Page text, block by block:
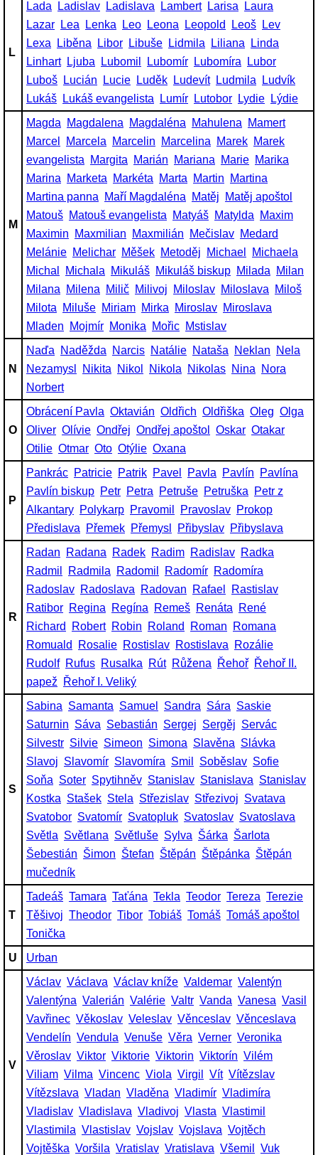
L
Lada Ladislav Ladislava Lambert Larisa
Laura
Lazar
Lea Lenka Leo Leona Leopold Leoš
Lev
Lexa
Liběna Libor Libuše Lidmila Liliana
Linda
Linhart
Ljuba Lubomil Lubomír Lubomíra
Lubor
Luboš
Lucián Lucie Luděk Ludevít Ludmila
Ludvík
Lukáš
Lukáš evangelista Lumír Lutobor Lydie Lýdie
M
Magda Magdalena Magdaléna Mahulena
Mamert
Marcel
Marcela Marcelin Marcelina Marek Marek
evangelista
Margita Marián Mariana Marie Marika
Marina
Marketa Markéta Marta Martin
Martina
Martina panna
Maří Magdaléna Matěj
Matěj apoštol
Matouš Matouš evangelista Matyáš Matylda
Maxim
Maximin
Maxmilian Maxmilián Mečislav Medard
Melánie Melichar Měšek Metoděj Michael
Michaela
Michal
Michala Mikuláš Mikuláš biskup Milada
Milan
Milana
Milena Milič Milivoj Miloslav Miloslava
Miloš
Milota
Miluše Miriam Mirka Miroslav Miroslava
Mladen
Mojmír Monika Mořic Mstislav
N
Naďa Naděžda Narcis Natálie Nataša Neklan
Nela
Nezamysl
Nikita Nikol Nikola Nikolas Nina
Nora
Norbert
O
Obrácení Pavla Oktavián Oldřich Oldřiška Oleg Olga
Oliver Olívie Ondřej Ondřej apoštol Oskar Otakar
Otilie Otmar Oto Otýlie Oxana
P
Pankrác Patricie Patrik Pavel Pavla Pavlín
Pavlína
Pavlín biskup Petr Petra Petruše Petruška
Petr z
Alkantary Polykarp Pravomil Pravoslav Prokop
Předislava
Přemek Přemysl Přibyslav Přibyslava
R
Radan Radana Radek Radim Radislav Radka
Radmil
Radmila Radomil Radomír Radomíra
Radoslav Radoslava Radovan Rafael
Rastislav
Ratibor Regina Regína Remeš Renáta
René
Richard
Robert Robin Roland Roman
Romana
Romuald
Rosalie Rostislav Rostislava
Rozálie
Rudolf Rufus Rusalka Rút Růžena Řehoř Řehoř II.
papež
Řehoř I. Veliký
S
Sabina Samanta Samuel Sandra Sára Saskie
Saturnin Sáva Sebastián Sergej Sergěj Servác
Silvestr Silvie Simeon Simona Slavěna Slávka
Slavoj Slavomír Slavomíra Smil Soběslav Sofie
Soňa Soter Spytihněv Stanislav Stanislava Stanislav
Kostka Stašek Stela Střezislav Střezivoj Svatava
Svatobor Svatomír Svatopluk Svatoslav Svatoslava
Světla Světlana Světluše Sylva Šárka Šarlota
Šebestián Šimon Štefan Štěpán Štěpánka Štěpán
mučedník
T
Tadeáš Tamara Taťána Tekla Teodor Tereza Terezie
Těšivoj Theodor Tibor Tobiáš Tomáš Tomáš apoštol
Tonička
U
Urban
V
Václav Václava Václav kníže Valdemar Valentýn
Valentýna Valerián Valérie Valtr Vanda Vanesa Vasil
Vavřinec Věkoslav Veleslav Věnceslav Věnceslava
Vendelín Vendula Venuše Věra Verner Veronika
Věroslav Viktor Viktorie Viktorin Viktorín Vilém
Viliam Vilma Vincenc Viola Virgil Vít Vítězslav
Vítězslava Vladan Vladěna Vladimír Vladimíra
Vladislav Vladislava Vladivoj Vlasta Vlastimil
Vlastimila Vlastislav Vojslav Vojslava Vojtěch
Vojtěška Voršila Vratislav Vratislava Všemil
Vuk